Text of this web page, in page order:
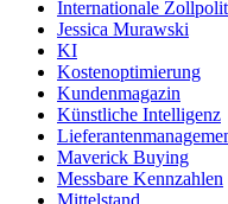
Internationale
Jessica Murawski
KI
Kostenoptimierung
Kundenmagazin
Künstliche Intelligenz
Maverick Buying
Messbare Kennzahlen
Mittelstand